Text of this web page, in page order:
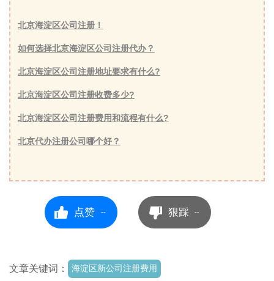
北京海淀区公司注册！
如何选择北京海淀区公司注册代办？
北京海淀区公司注册地址要求有什么?
北京海淀区公司注册收费多少?
北京海淀区公司注册费用和流程有什么?
北京代办注册公司哪个好？
点赞 -- 狠踩 --
文章关键词： 海淀区新公司注册费用